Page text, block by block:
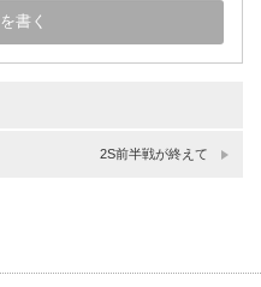
2S前半戦が終えて